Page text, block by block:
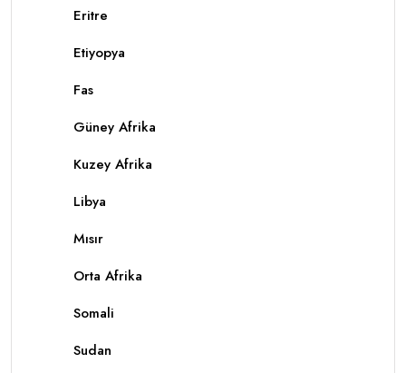
Eritre
Etiyopya
Fas
Güney Afrika
Kuzey Afrika
Libya
Mısır
Orta Afrika
Somali
Sudan